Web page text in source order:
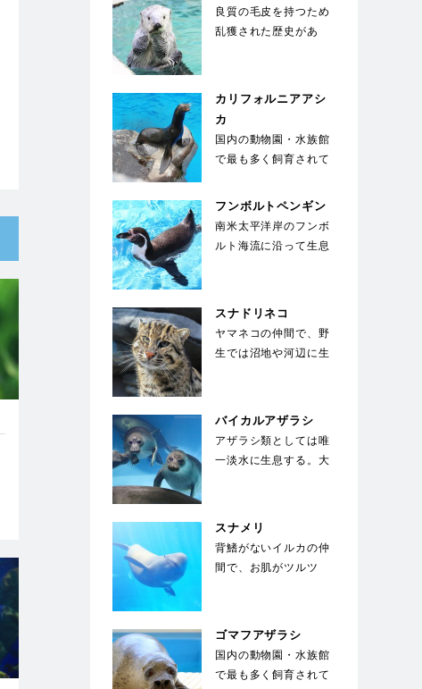
良質の毛皮を持つため
乱獲された歴史があ
カリフォルニアアシ
カ
国内の動物園・水族館
で最も多く飼育されて
動能力が高く俊敏な
動…
フンボルトペンギン
南米太平洋岸のフンボ
ルト海流に沿って生息
スナドリネコ
ヤマネコの仲間で、野
生では沼地や河辺に生
バイカルアザラシ
アザラシ類としては唯
一淡水に生息する。大
スナメリ
背鰭がないイルカの仲
間で、お肌がツルツ
る身…
ゴマフアザラシ
国内の動物園・水族館
で最も多く飼育されて